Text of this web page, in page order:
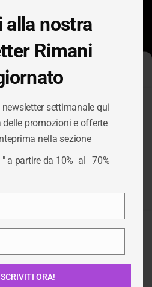
Cookie
utilizziamo tecnologie come i
alle informazioni del
tecnologie ci permetterà di
di navigazione o ID unici
Accetta
Nega
le preferenze
SIM
alla nostra
Rimani
settimanale qui
promozioni e offerte
nella sezione
" a partire da 10% al 70%
ORA!